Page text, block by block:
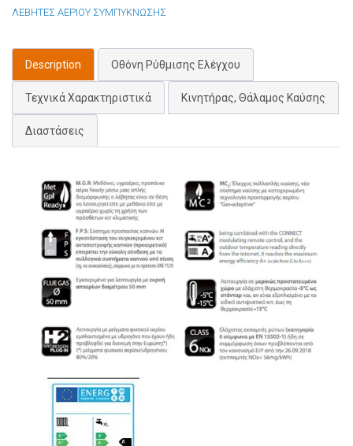
ΛΕΒΗΤΕΣ ΑΕΡΙΟΥ ΣΥΜΠΥΚΝΩΣΗΣ
Description Οθόνη Ρύθμισης Ελέγχου
Τεχνικά Χαρακτηριστικά Κινητήρας, Θάλαμος Καύσης
Διαστάσεις